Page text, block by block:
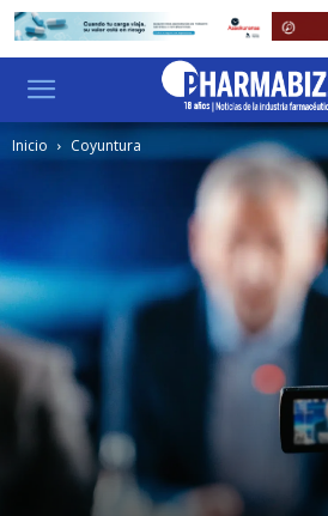
Inicio Coyuntura